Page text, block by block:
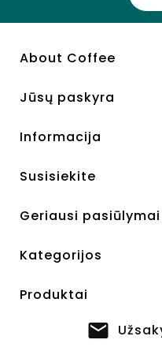
About Coffee
Jūsų paskyra
Informacija
Susisiekite
Geriausi pasiūlymai
Kategorijos
Produktai